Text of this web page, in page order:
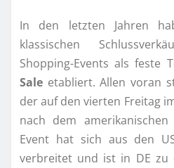
In den letzten Jahren
klassischen
Shopping-Events als feste
Sale etabliert. Allen voran
der auf den vierten Freitag
nach dem amerikanischen
Event hat sich aus den
verbreitet und ist in DE zu